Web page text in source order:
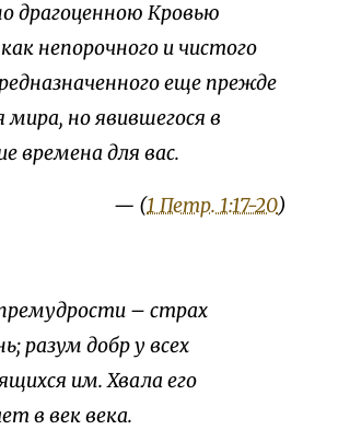
драгоценною Кровью
непорочного и чистого
еще прежде
мира, но явившегося в
времена для вас.
— (1 Петр. 1:17-20)
– страх
разум добр у всех
им. Хвала его
в век века.